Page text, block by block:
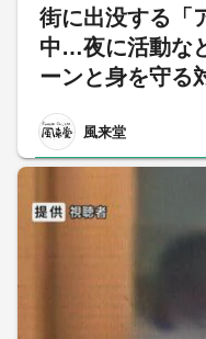
街に出没する「
中…夜に活動な
ーンと身を守る
風来堂